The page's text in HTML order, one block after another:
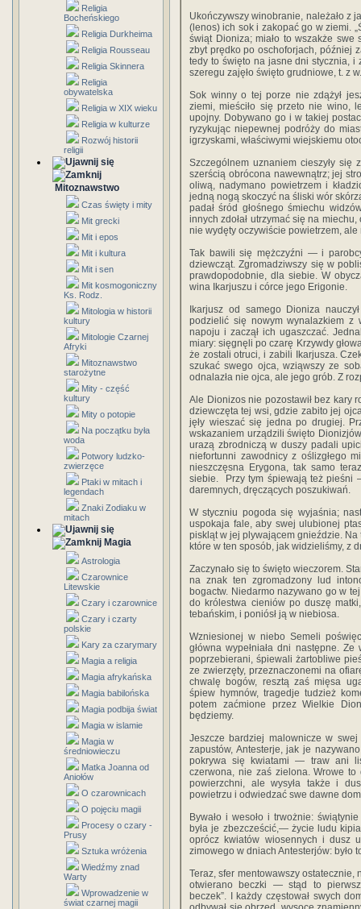
Religia
Bocheńskiego
Religia Durkheima
Religia Rousseau
Religia Skinnera
Religia
obywatelska
Religia w XIX wieku
Religia w kulturze
Rozwój historii
religii
Mitoznawstwo
Czas święty i mity
Mit grecki
Mit i epos
Mit i kultura
Mit i sen
Mit kosmogoniczny
Ks. Rodz.
Mitologia w historii
kultury
Mitologie Czarnej
Afryki
Mitoznawstwo
starożytne
Mity - część
kultury
Mity o potopie
Na początku była
woda
Potwory ludzko-
zwierzęce
Ptaki w mitach i
legendach
Znaki Zodiaku w
mitach
Magia
Astrologia
Czarownice
Litewskie
Czary i czarownice
Czary i czarty
polskie
Kary za czarymary
Magia a religia
Magia afrykańska
Magia babilońska
Magia podbija świat
Magia w islamie
Magia w
średniowieczu
Matka Joanna od
Aniołów
O czarownicach
O pojęciu magii
Procesy o czary -
Prusy
Sztuka wróżenia
Wiedźmy znad
Warty
Wprowadzenie w
świat czarnej magii
Ukończywszy winobranie, należało z
(lenos) ich sok i zakopać go w ziemi.
świąt Dioniza; miało to wszakże
zbyt prędko po oschoforjach, później
tedy to święto na jasne dni stycznia, i
szeregu zajęło święto grudniowe, t. z
Sok winny o tej porze nie zdążył
ziemi, mieściło się przeto nie wino,
upojny. Dobywano go i w takiej
ryzykując niepewnej podróży do
igrzyskami, właściwymi wiejskiemu
Szczególnem uznaniem cieszyły się
szerścią obrócona nawewnątrz; jej
oliwą, nadymano powietrzem i
jedną nogą skoczyć na śliski wór
padał śród głośnego śmiechu
innych zdołał utrzymać się na
nie wydęty oczywiście powietrzem, ale
Tak bawili się mężczyźni — i
dziewcząt. Zgromadziwszy się w
prawdopodobnie, dla siebie. W
wina Ikarjuszu i córce jego Erigonie.
Ikarjusz od samego Dioniza
podzielić się nowym wynalazkiem z
napoju i zaczął ich ugaszczać.
miary: sięgnęli po czarę Krzywdy
że zostali otruci, i zabili Ikarjusza.
szukać swego ojca, wziąwszy ze
odnalazła nie ojca, ale jego grób. Z
Ale Dionizos nie pozostawił bez kary
dziewczęta tej wsi, gdzie zabito jej
jęły wieszać się jedna po drugiej.
wskazaniem urządzili święto
urazą zbrodniczą w duszy padali
niefortunni zawodnicy z oślizgłego
nieszczęsna Erygona, tak samo
siebie. Przy tym śpiewają też pieśni
daremnych, dręczących poszukiwań.
W styczniu pogoda się wyjaśnia;
uspokaja fale, aby swej ulubionej
piskląt w jej plywającem gnieździe. Na
które w ten sposób, jak widzieliśmy, z
Zaczynało się to święto wieczorem.
na znak ten zgromadzony lud
bogactw. Niedarmo nazywano go w
do królestwa cieniów po duszę
tebańskim, i poniósł ją w niebiosa.
Wzniesionej w niebo Semeli
główna wypełniała dni następne.
poprzebierani, śpiewali żartobliwe
ze zwierzęty, przeznaczonemi na
chwalę bogów, resztą zaś mięsa
śpiew hymnów, tragedje tudzież
potem zaćmione przez Wielkie
będziemy.
Jeszcze bardziej malownicze w
zapustów, Antesterje, jak je
pokrywa się kwiatami — traw ani
czerwona, nie zaś zielona. Wrowe
powierzchni, ale wysyła także i
powietrzu i odwiedzać swe dawne
Bywało i wesoło i trwożnie:
była je zbezcześcić,— życie ludu
oprócz kwiatów wiosennych i dusz
zimowego w dniach Antesterjów: było
Teraz, sfer mentowawszy ostatecznie,
otwierano beczki — stąd to
beczek”. I każdy częstował swych